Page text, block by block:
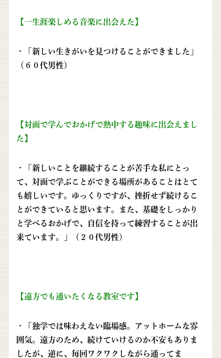
【一生涯楽しめる音楽に出会えた】
・「新しい生きがいを見つけることができました」
（６０代男性）
【対面で学んでおかげで熱中する趣味に出会えまし
た】
・「新しいことを継続することが苦手な私にとっ
て、対面で学ぶことができる場所があることはとて
も嬉しいです。ゆっくりですが、挫折せず続けるこ
とができていると思います。また、基礎をしっかり
と学べるおかげで、自信を持って練習することが出
来ています。」（２０代男性）
【遠方でも通いたくなる教室です】
・「独学では味わえない臨場感。アットホームな雰
囲気。遠方のため、続けていけるのか不安もありま
したが、逆に、毎回ワクワクしながら通ってま